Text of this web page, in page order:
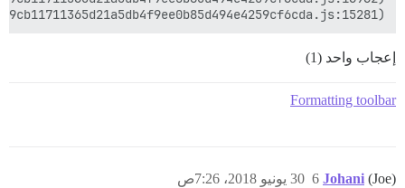
إعجاب واحد (1)
Formatting toolbar
Johani (Joe) 30 يونيو 2018، 7:26ص 6